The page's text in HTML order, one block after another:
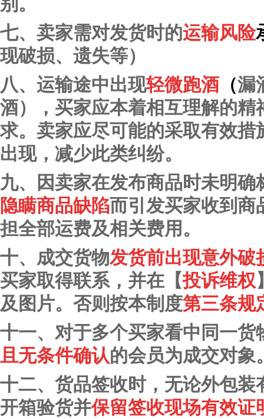
七、卖家需对发货时的运输风险
现破损、遗失等）
八、运输途中出现轻微跑酒 （漏
酒），买家应本着相互理解的
求。卖家应尽可能的采取有效
出现，减少此类纠纷。
九、因卖家在发布商品时未明确
隐瞒商品缺陷而引发买家收到商
担全部运费及相关费用。
十、成交货物发货前出现意外破
买家取得联系，并在【投诉维权
及图片。否则按本制度第三条规
十一、对于多个买家看中同一货
且无条件确认的会员为成交对象
十二、货品签收时，无论外包装
开箱验货并保留签收现场有效证